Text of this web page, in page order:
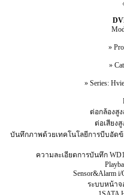
»
»
» Series:
ต่อกล้องสูง
ต่อเสียง
บันทึกภาพด้วยเทคโนโลยีการบีบอัดข้
ความละเอียดการบันทึก
Sensor&Alarm i/
ระบบหน้าจ